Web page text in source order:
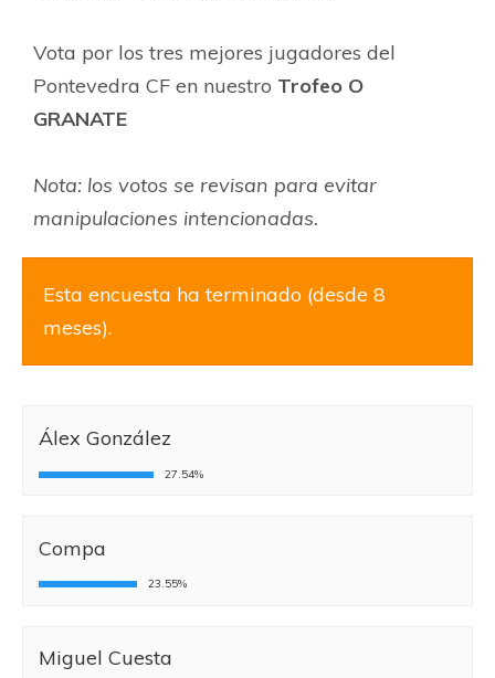
Vota por los tres mejores jugadores del
Pontevedra CF en nuestro Trofeo O
GRANATE
Nota: los votos se revisan para evitar
manipulaciones intencionadas.
Esta encuesta ha terminado (desde 8
meses).
Álex González
27.54%
Compa
23.55%
Miguel Cuesta